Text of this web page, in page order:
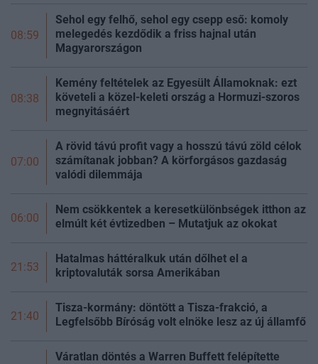
08:59
Sehol egy felhő, sehol egy csepp eső: komoly
melegedés kezdődik a friss hajnal után
Magyarországon
08:38
Kemény feltételek az Egyesült Államoknak: ezt
követeli a közel-keleti ország a Hormuzi-szoros
megnyitásáért
07:00
A rövid távú profit vagy a hosszú távú zöld célok
számítanak jobban? A körforgásos gazdaság
valódi dilemmája
06:00
Nem csökkentek a keresetkülönbségek itthon az
elmúlt két évtizedben – Mutatjuk az okokat
21:53
Hatalmas háttéralkuk után dőlhet el a
kriptovaluták sorsa Amerikában
21:40
Tisza-kormány: döntött a Tisza-frakció, a
Legfelsőbb Bíróság volt elnöke lesz az új államfő
Váratlan döntés a Warren Buffett felépítette